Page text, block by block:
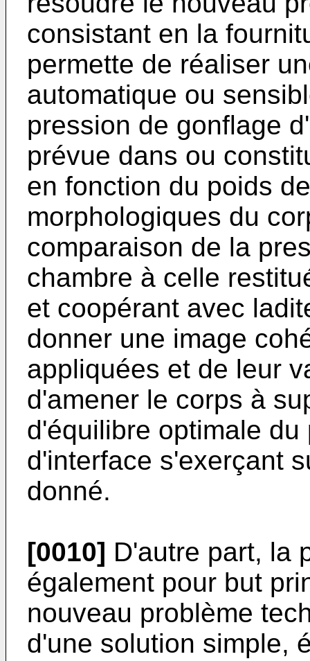
consistant en la
permette de réaliser
automatique ou
pression de gonflage
prévue dans ou
en fonction du poids
morphologiques du
comparaison de la
chambre à celle
et coopérant avec
donner une image
appliquées et de leur
d'amener le corps à
d'équilibre optimale
d'interface s'exerçant
donné.
[0010] D'autre part, la
également pour but
nouveau problème
d'une solution simple,